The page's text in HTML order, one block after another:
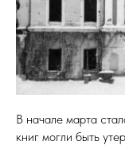
В начале марта
книг могли быть